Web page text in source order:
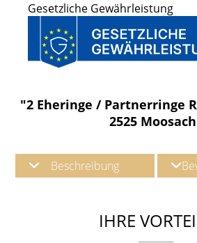
Gesetzliche Gewährleistung
"2 Eheringe / Partnerringe
2525
Beschreibung
IHRE